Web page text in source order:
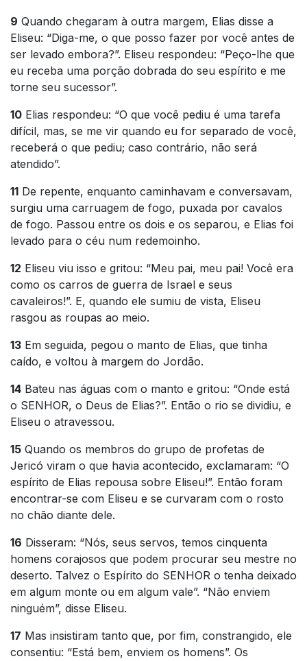
9 Quando chegaram à outra margem, Elias disse a
Eliseu: “Diga-me, o que posso fazer por você antes de
ser levado embora?”. Eliseu respondeu: “Peço-lhe que
eu receba uma porção dobrada do seu espírito e me
torne seu sucessor”.
10 Elias respondeu: “O que você pediu é uma tarefa
difícil, mas, se me vir quando eu for separado de você,
receberá o que pediu; caso contrário, não será
atendido”.
11 De repente, enquanto caminhavam e conversavam,
surgiu uma carruagem de fogo, puxada por cavalos
de fogo. Passou entre os dois e os separou, e Elias foi
levado para o céu num redemoinho.
12 Eliseu viu isso e gritou: “Meu pai, meu pai! Você era
como os carros de guerra de Israel e seus
cavaleiros!”. E, quando ele sumiu de vista, Eliseu
rasgou as roupas ao meio.
13 Em seguida, pegou o manto de Elias, que tinha
caído, e voltou à margem do Jordão.
14 Bateu nas águas com o manto e gritou: “Onde está
o SENHOR, o Deus de Elias?”. Então o rio se dividiu, e
Eliseu o atravessou.
15 Quando os membros do grupo de profetas de
Jericó viram o que havia acontecido, exclamaram: “O
espírito de Elias repousa sobre Eliseu!”. Então foram
encontrar-se com Eliseu e se curvaram com o rosto
no chão diante dele.
16 Disseram: “Nós, seus servos, temos cinquenta
homens corajosos que podem procurar seu mestre no
deserto. Talvez o Espírito do SENHOR o tenha deixado
em algum monte ou em algum vale”. “Não enviem
ninguém”, disse Eliseu.
17 Mas insistiram tanto que, por fim, constrangido, ele
consentiu: “Está bem, enviem os homens”. Os